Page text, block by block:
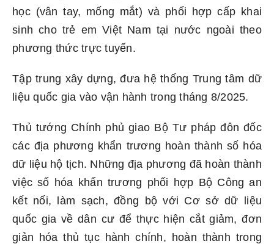
học (vân tay, mống mắt) và phối hợp cấp khai
sinh cho trẻ em Việt Nam tại nước ngoài theo
phương thức trực tuyến.
Tập trung xây dựng, đưa hệ thống Trung tâm dữ
liệu quốc gia vào vận hành trong tháng 8/2025.
Thủ tướng Chính phủ giao Bộ Tư pháp đôn đốc
các địa phương khẩn trương hoàn thành số hóa
dữ liệu hộ tịch. Những địa phương đã hoàn thành
việc số hóa khẩn trương phối hợp Bộ Công an
kết nối, làm sạch, đồng bộ với Cơ sở dữ liệu
quốc gia về dân cư để thực hiện cắt giảm, đơn
giản hóa thủ tục hành chính, hoàn thành trong